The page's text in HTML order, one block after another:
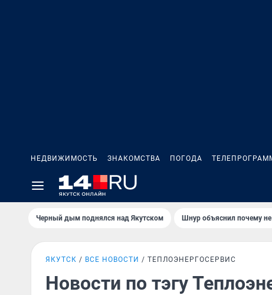
НЕДВИЖИМОСТЬ ЗНАКОМСТВА ПОГОДА
Черный дым поднялся над Якутском Шнур объяснил почему
ЯКУТСК ВСЕ НОВОСТИ ТЕПЛОЭНЕРГОСЕРВИС
Новости по тэгу